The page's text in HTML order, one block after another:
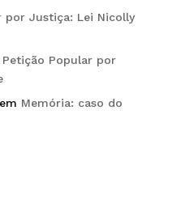
por Justiça: Lei Nicolly
Petição Popular por
Memória: caso do